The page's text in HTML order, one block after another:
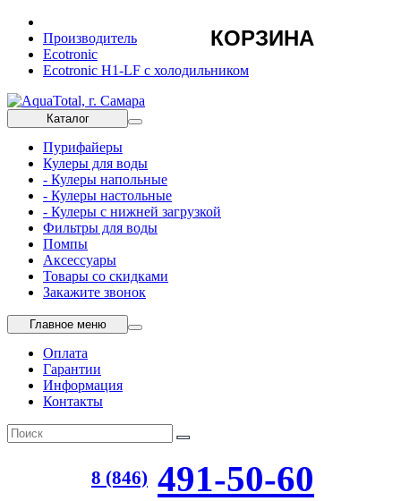
Производитель
Ecotronic
Ecotronic H1-LF с холодильником
Каталог
Пурифайеры
Кулеры для воды
- Кулеры напольные
- Кулеры настольные
- Кулеры с нижней загрузкой
Фильтры для воды
Помпы
Аксессуары
Товары со скидками
Закажите звонок
Главное меню
Оплата
Гарантии
Информация
Контакты
8 (846) 491-50-60
КОРЗИНА